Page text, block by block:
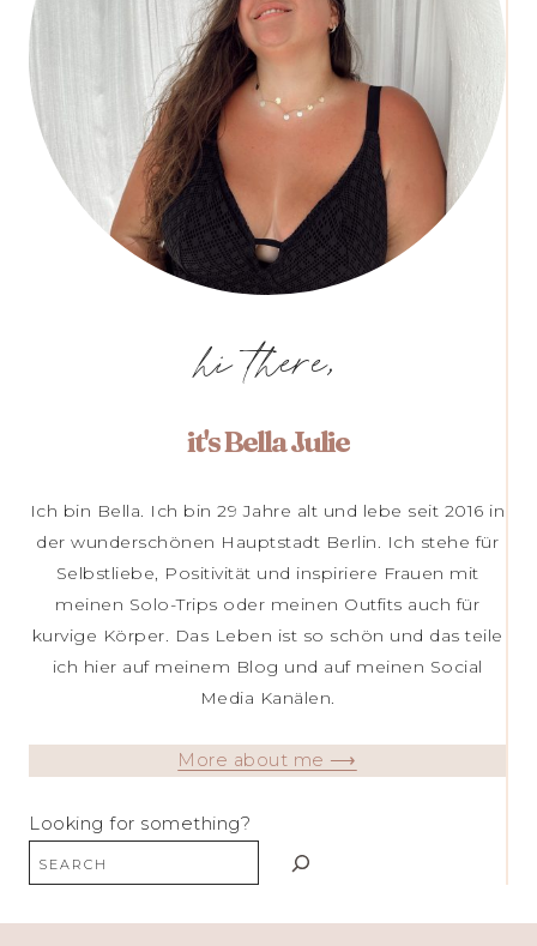
hi there,
it's Bella Julie
Ich bin Bella. Ich bin 29 Jahre alt und lebe seit 2016 in
der wunderschönen Hauptstadt Berlin. Ich stehe für
Selbstliebe, Positivität und inspiriere Frauen mit
meinen Solo-Trips oder meinen Outfits auch für
kurvige Körper. Das Leben ist so schön und das teile
ich hier auf meinem Blog und auf meinen Social
Media Kanälen.
More about me ⟶
Looking for something?